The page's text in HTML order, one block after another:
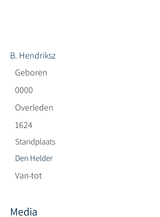
B. Hendriksz
Geboren
0000
Overleden
1624
Standplaats
Den Helder
Van-tot
Media